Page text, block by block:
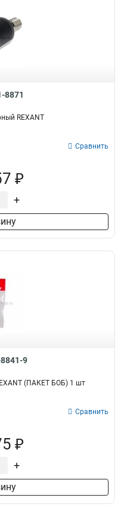
8871
REXANT
Сравнить
₽
+
9
(ПАКЕТ БОБ) 1 шт
Сравнить
₽
+